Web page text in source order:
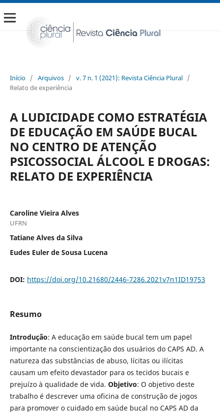
Início / Arquivos / v. 7 n. 1 (2021): Revista Ciência Plural /
Relato de experiência
A LUDICIDADE COMO ESTRATÉGIA
DE EDUCAÇÃO EM SAÚDE BUCAL
NO CENTRO DE ATENÇÃO
PSICOSSOCIAL ÁLCOOL E DROGAS:
RELATO DE EXPERIÊNCIA
Caroline Vieira Alves
UFRN
Tatiane Alves da Silva
Eudes Euler de Sousa Lucena
DOI: https://doi.org/10.21680/2446-7286.2021v7n1ID19753
Resumo
Introdução: A educação em saúde bucal tem um papel
importante na conscientização dos usuários do CAPS AD. A
natureza das substâncias de abuso, lícitas ou ilícitas
causam um efeito devastador para os tecidos bucais e
prejuízo à qualidade de vida. Objetivo: O objetivo deste
trabalho é descrever uma oficina de construção de jogos
para promover o cuidado em saúde bucal no CAPS AD da